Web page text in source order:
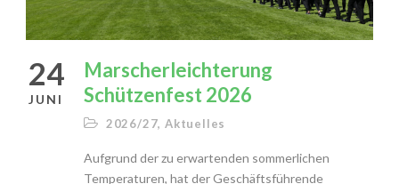
24
JUNI
Marscherleichterung
Schützenfest 2026
2026/27, Aktuelles
Aufgrund der zu erwartenden sommerlichen
Temperaturen, hat der Geschäftsführende